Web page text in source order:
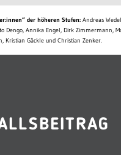
der höheren Stufen: Andreas
Dengo, Annika Engel, Dirk Zimmermann,
Kristian Gäckle und Christian Zenker.